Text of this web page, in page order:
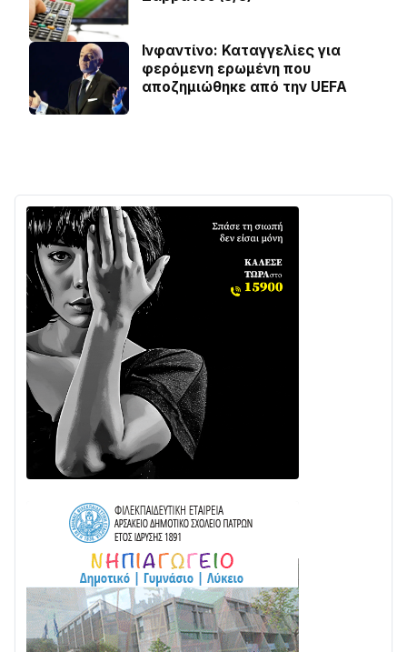
Ινφαντίνο: Καταγγελίες για
φερόμενη ερωμένη που
αποζημιώθηκε από την UEFA